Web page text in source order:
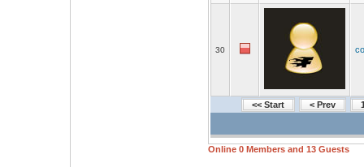
30
<< Start < Prev
Online 0 Members and 13 Guests